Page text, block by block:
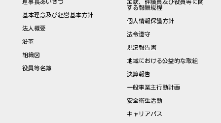
理事長あいさつ
基本理念及び経営基本方針
法人概要
沿革
組織図
役員等名簿
定款、評議員及び役員等に関
する報酬規程
個人情報保護方針
法令遵守
現況報告書
地域における公益的な取組
決算報告
一般事業主行動計画
安全衛生活動
キャリアパス